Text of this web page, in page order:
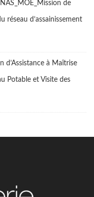
de
réseau d’assainissement
d’Assistance à Maîtrise
Potable et Visite des